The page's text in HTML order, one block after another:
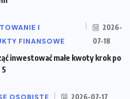
I
FINANSOWE
2026-
07-18
inwestować małe kwoty krok po
5
OSOBISTE 2026-07-17